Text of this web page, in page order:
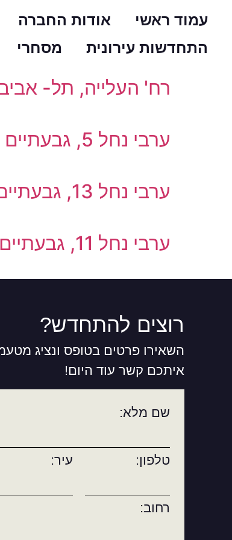
עמוד ראשי אודות החברה
התחדשות עירונית
מסחרי
סטטוס הפרויקט:
רח' העלייה, תל- אביב
ערבי נחל 5, גבעתיים
ערבי נחל 13, גבעתיים
ערבי נחל 11, גבעתיים
רוצים להתחדש?
השאירו פרטים בטופס ונציג
איתכם קשר עוד היום!
שם מלא:
טלפון: עיר:
רחוב: